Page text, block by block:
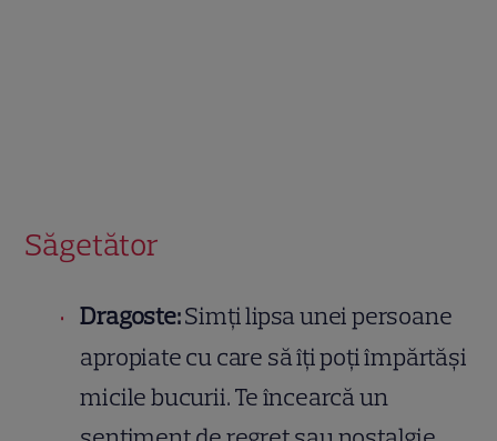
Săgetător
Dragoste:Simți lipsa unei persoane
apropiate cu care să îți poți împărtăși
micile bucurii. Te încearcă un